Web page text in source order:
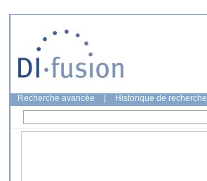
Recherche avancée Historique de recherche